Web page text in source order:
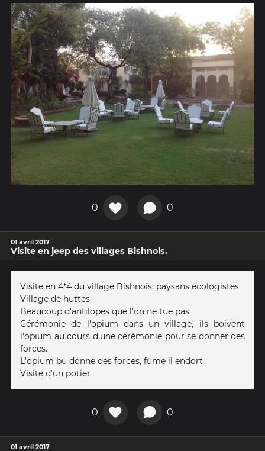
0 0
01 avril 2017
Visite en jeep des villages Bishnois.
Visite en 4*4 du village Bishnois, paysans écologistes
Village de huttes
Beaucoup d'antilopes que l'on ne tue pas
Cérémonie de l'opium dans un village, ils boivent
l'opium au cours d'une cérémonie pour se donner des
forces.
L'opium bu donne des forces, fume il endort
Visite d'un potier
0 0
01 avril 2017